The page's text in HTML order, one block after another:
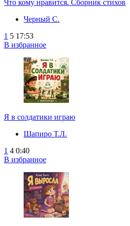
Что кому нравится. Сборник стихов
Черный С.
1 5 17:53
В избранное
Я в солдатики играю
Шапиро Т.Л.
1 4 0:40
В избранное